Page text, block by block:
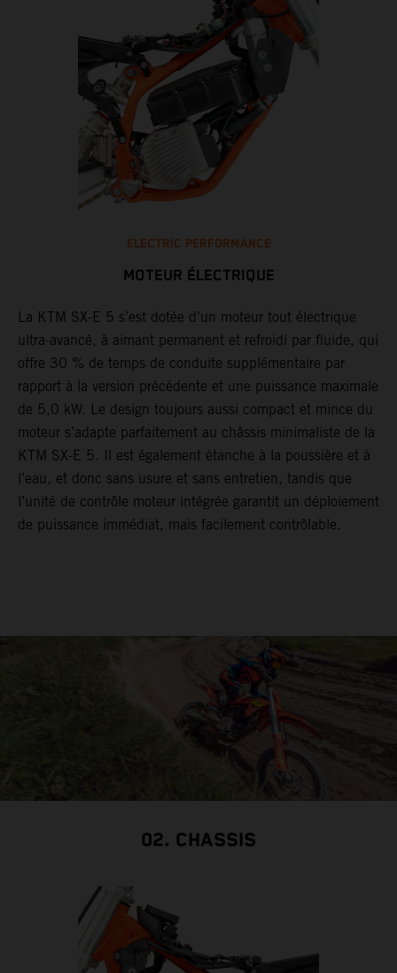
ELECTRIC PERFORMANCE
MOTEUR ÉLECTRIQUE
La KTM SX-E 5 s’est dotée d’un moteur tout électrique
ultra-avancé, à aimant permanent et refroidi par fluide, qui
offre 30 % de temps de conduite supplémentaire par
rapport à la version précédente et une puissance maximale
de 5,0 kW. Le design toujours aussi compact et mince du
moteur s’adapte parfaitement au châssis minimaliste de la
KTM SX-E 5. Il est également étanche à la poussière et à
l’eau, et donc sans usure et sans entretien, tandis que
l’unité de contrôle moteur intégrée garantit un déploiement
de puissance immédiat, mais facilement contrôlable.
02. CHASSIS